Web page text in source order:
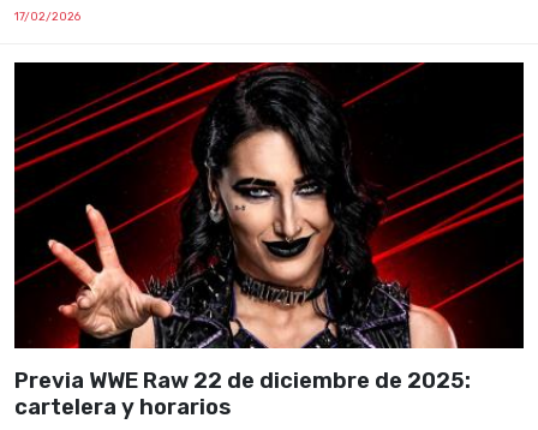
17/02/2026
Previa WWE Raw 22 de diciembre de 2025:
cartelera y horarios